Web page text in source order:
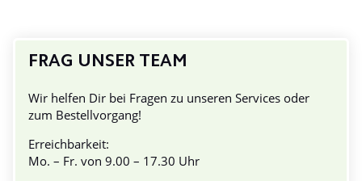
FRAG UNSER TEAM
Wir helfen Dir bei Fragen zu unseren Services oder
zum Bestellvorgang!
Erreichbarkeit:
Mo. – Fr. von 9.00 – 17.30 Uhr